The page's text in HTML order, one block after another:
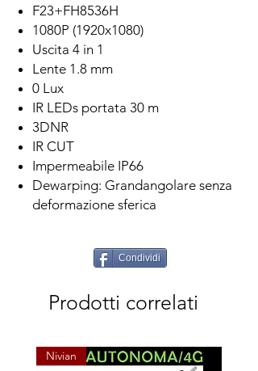
F23+FH8536H
1080P (1920x1080)
Uscita 4 in 1
Lente 1.8 mm
0 Lux
IR LEDs portata 30 m
3DNR
IR CUT
Impermeabile IP66
Dewarping: Grandangolare senza
deformazione sferica
Condividi
Prodotti correlati
Nivian